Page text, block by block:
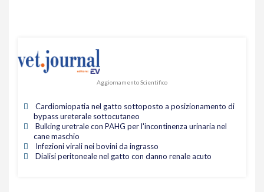
Aggiornamento Scientifico
Cardiomiopatia nel gatto sottoposto a posizionamento di
bypass ureterale sottocutaneo
Bulking uretrale con PAHG per l'incontinenza urinaria nel
cane maschio
Infezioni virali nei bovini da ingrasso
Dialisi peritoneale nel gatto con danno renale acuto